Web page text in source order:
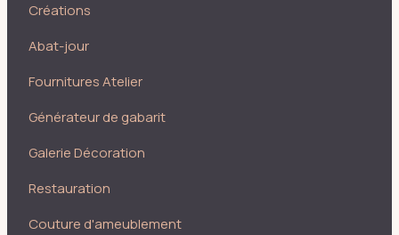
Créations
Abat-jour
Fournitures Atelier
Générateur de gabarit
Galerie Décoration
Restauration
Couture d'ameublement